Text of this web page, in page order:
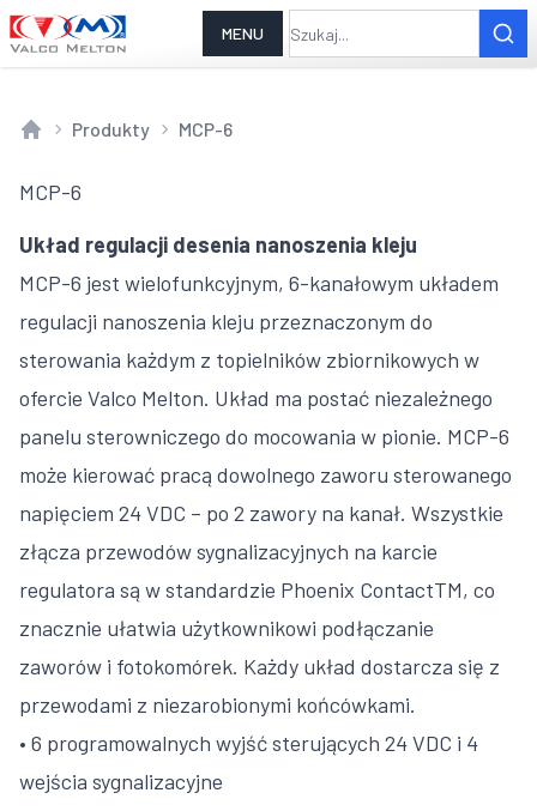
MENU
Produkty MCP-6
MCP-6
Układ regulacji desenia nanoszenia kleju
MCP-6 jest wielofunkcyjnym, 6-kanałowym układem
regulacji nanoszenia kleju przeznaczonym do
sterowania każdym z topielników zbiornikowych w
ofercie Valco Melton. Układ ma postać niezależnego
panelu sterowniczego do mocowania w pionie. MCP-6
może kierować pracą dowolnego zaworu sterowanego
napięciem 24 VDC – po 2 zawory na kanał. Wszystkie
złącza przewodów sygnalizacyjnych na karcie
regulatora są w standardzie Phoenix ContactTM, co
znacznie ułatwia użytkownikowi podłączanie
zaworów i fotokomórek. Każdy układ dostarcza się z
przewodami z niezarobionymi końcówkami.
• 6 programowalnych wyjść sterujących 24 VDC i 4
wejścia sygnalizacyjne